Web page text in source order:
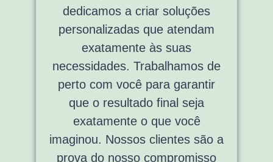
dedicamos a criar soluções
personalizadas que atendam
exatamente às suas
necessidades. Trabalhamos de
perto com você para garantir
que o resultado final seja
exatamente o que você
imaginou. Nossos clientes são a
prova do nosso compromisso